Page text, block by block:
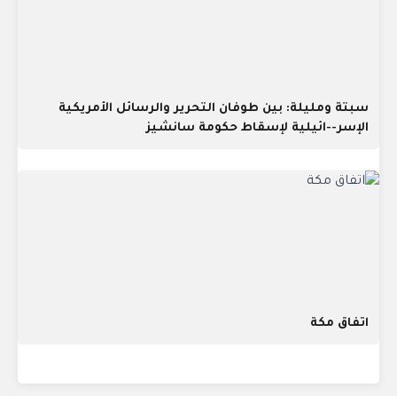
سبتة ومليلة: بين طوفان التحرير والرسائل الأمريكية
الإسر--ائيلية لإسقاط حكومة سانشيز
اتفاق مكة